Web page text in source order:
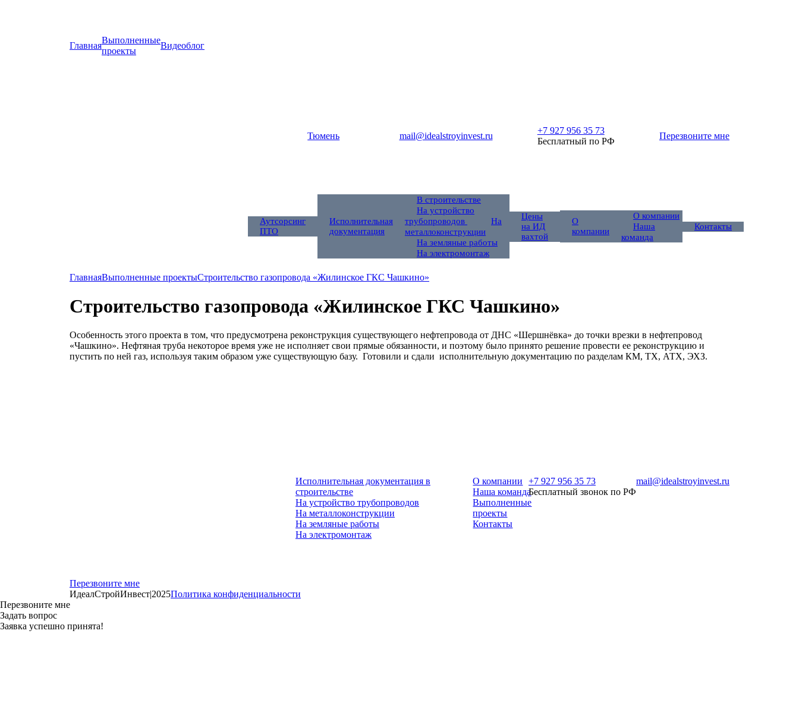
Главная
Выполненные
проекты
Видеоблог
Тюмень mail@idealstroyinvest.ru
+7 927 956 35 73
Бесплатный по РФ
Перезвоните мне
Аутсорсинг
ПТО
Исполнительная
документация
В строительстве
На устройство
трубопроводов
На
металлоконструкции
На земляные работы
На электромонтаж
Цены
на ИД
вахтой
О
компании
О компании
Наша
команда
Контакты
ГлавнаяВыполненные проектыСтроительство газопровода «Жилинское ГКС Чашкино»
Строительство газопровода «Жилинское ГКС Чашкино»
Особенность этого проекта в том, что предусмотрена реконструкция существующего нефтепровода от ДНС «Шершнёвка» до точки врезки в нефтепровод
«Чашкино». Нефтяная труба некоторое время уже не исполняет свои прямые обязанности, и поэтому было принято решение провести ее реконструкцию и
пустить по ней газ, используя таким образом уже существующую базу. Готовили и сдали исполнительную документацию по разделам КМ, ТХ, АТХ, ЭХЗ.
Перезвоните мне
Исполнительная документация в
строительстве
На устройство трубопроводов
На металлоконструкции
На земляные работы
На электромонтаж
О компании
Наша команда
Выполненные
проекты
Контакты
+7 927 956 35 73
Бесплатный звонок по РФ
mail@idealstroyinvest.ru
ИдеалСтройИнвест|2025Политика конфиденциальности
Перезвоните мне
Задать вопрос
Заявка успешно принята!